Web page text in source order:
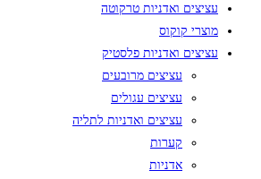
עציצים ואדניות טרקוטה
מוצרי קוקוס
עציצים ואדניות פלסטיק
עציצים מרובעים
עציצים עגולים
עציצים ואדניות לתליה
קערות
אדניות